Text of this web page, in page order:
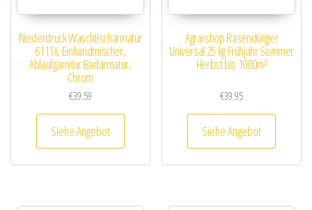
Niederdruck Waschtischarmatur
6111X, Einhandmischer,
Ablaufgarnitur Badarmatur,
Chrom
€39.59
Siehe Angebot
Agrarshop Rasendünger
Universal 25 kg Frühjahr Sommer
Herbst bis 1000m²
€39.95
Siehe Angebot